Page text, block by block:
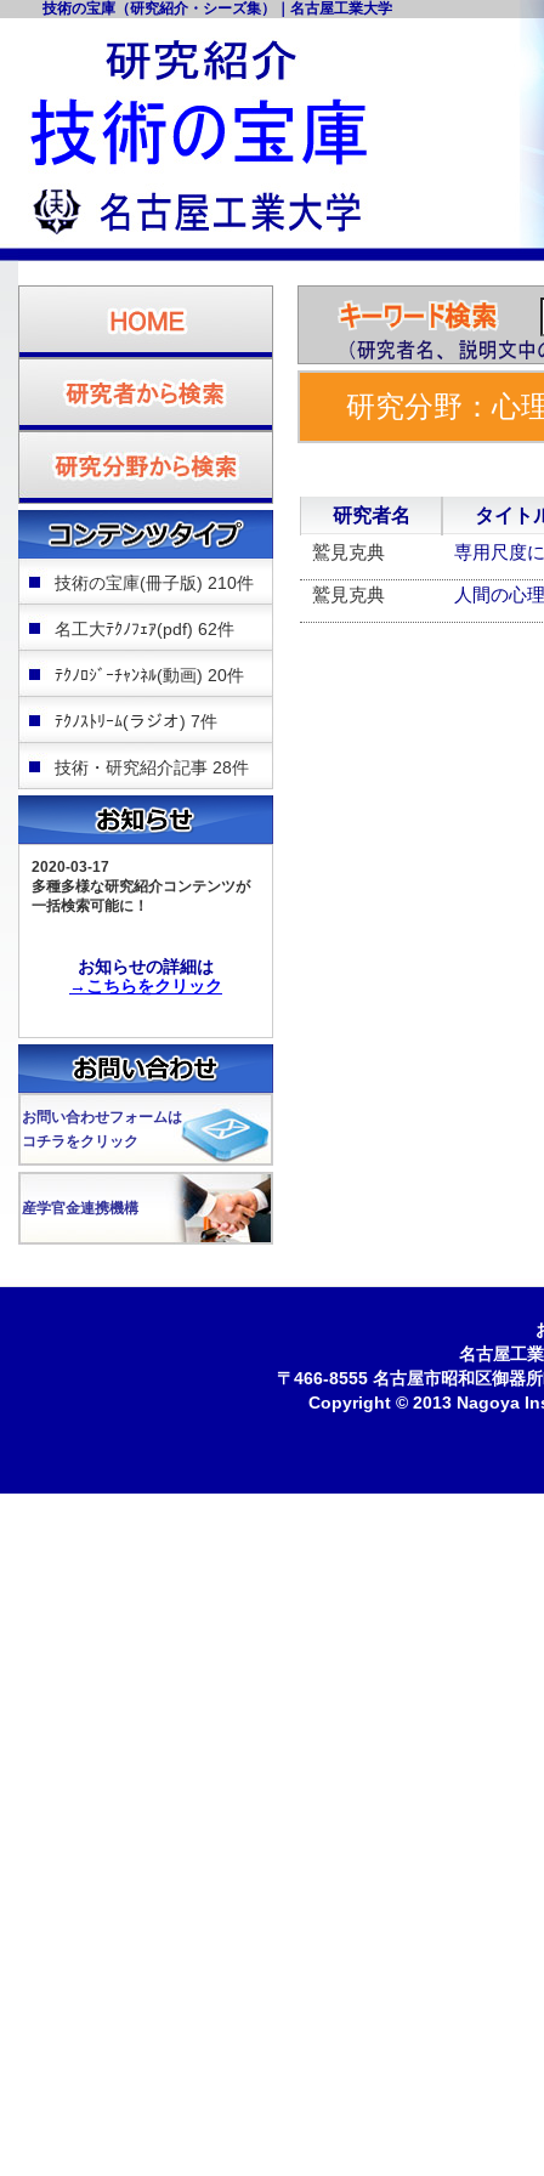
技術の宝庫（研究紹介・シーズ集）｜名古屋工業大学
研究分野：心
研究者名
タイト
鷲見克典
専用尺度
鷲見克典 人間の心
技術の宝庫(冊子版) 210件
名工大ﾃｸﾉﾌｪｱ(pdf) 62件
ﾃｸﾉﾛｼﾞｰﾁｬﾝﾈﾙ(動画) 20件
ﾃｸﾉｽﾄﾘｰﾑ(ラジオ) 7件
技術・研究紹介記事 28件
2020-03-17
多種多様な研究紹介コンテンツが
一括検索可能に！
お知らせの詳細は
→こちらをクリック
お問い合わせフォームは
コチラをクリック
産学官金連携機構
名古屋工
〒466-8555 名古屋市昭和区御
Copyright © 2013 Nagoya